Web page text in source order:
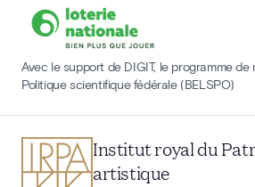
Avec le support de DIGIT, le programme de
Politique scientifique fédérale (BELSPO)
Institut royal du
artistique